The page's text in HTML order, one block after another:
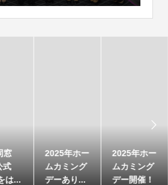
窓
式
は...
2025年ホー
ムカミング
デーあり...
2025年ホー
ムカミング
デー開催！
